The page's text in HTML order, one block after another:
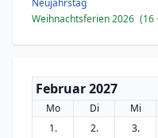
Neujahrstag
Weihnachtsferien 2026 (16
Februar 2027
Mo Di Mi
1.
2. 3.